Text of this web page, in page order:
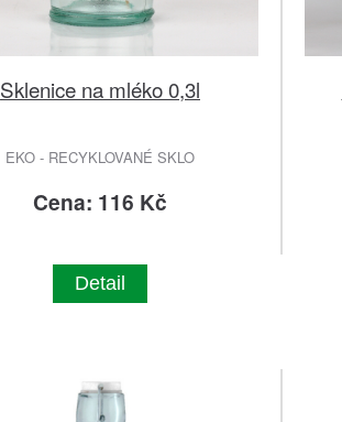
Sklenice na mléko 0,3l
EKO - RECYKLOVANÉ SKLO
Cena: 116 Kč
Detail